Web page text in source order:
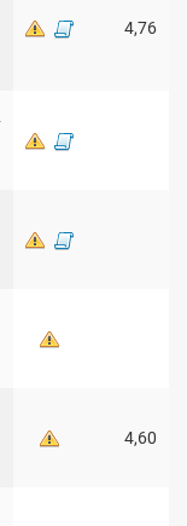
4,76
4,60